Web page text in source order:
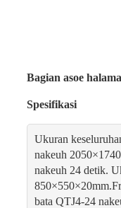
Bagian asoe
Spesifikasi
Ukuran
nakeuh
nakeuh 24 detik.
bata QTJ4-24